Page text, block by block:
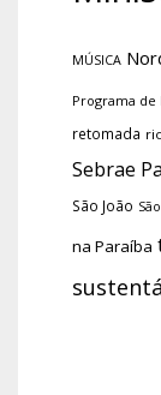
MÚSICA
Programa de
retomada
Sebrae
São João
na Paraíba